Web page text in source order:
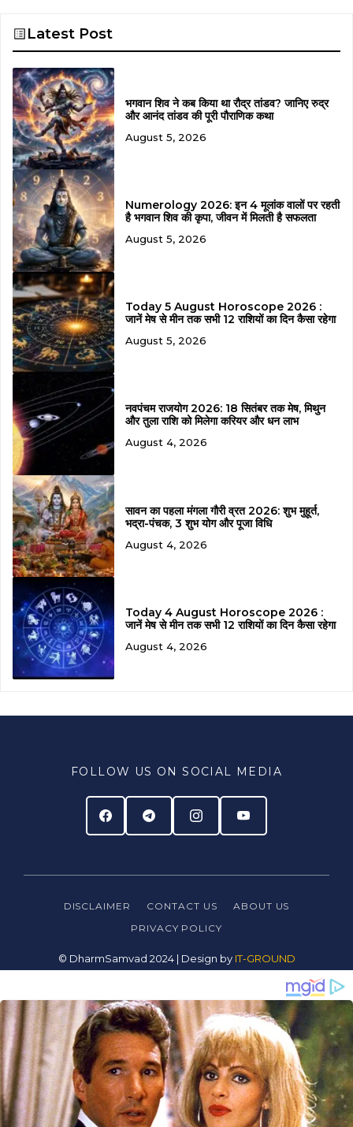
Latest Post
भगवान शिव ने कब किया था रौद्र तांडव? जानिए रुद्र
और आनंद तांडव की पूरी पौराणिक कथा
August 5, 2026
Numerology 2026: इन 4 मूलांक वालों पर रहती
है भगवान शिव की कृपा, जीवन में मिलती है सफलता
August 5, 2026
Today 5 August Horoscope 2026 :
जानें मेष से मीन तक सभी 12 राशियों का दिन कैसा रहेगा
August 5, 2026
नवपंचम राजयोग 2026: 18 सितंबर तक मेष, मिथुन
और तुला राशि को मिलेगा करियर और धन लाभ
August 4, 2026
सावन का पहला मंगला गौरी व्रत 2026: शुभ मुहूर्त,
भद्रा-पंचक, 3 शुभ योग और पूजा विधि
August 4, 2026
Today 4 August Horoscope 2026 :
जानें मेष से मीन तक सभी 12 राशियों का दिन कैसा रहेगा
August 4, 2026
FOLLOW US ON SOCIAL MEDIA
DISCLAIMER CONTACT US
ABOUT US
PRIVACY POLICY
© DharmSamvad 2024 | Design byIT-GROUND